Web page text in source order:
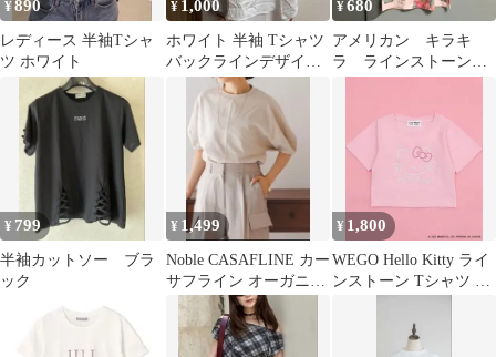
¥890
レディース 半袖Tシャ
ツ ホワイト
¥ 1,000
ホワイト 半袖 Tシャツ
バックラインデザイン
ALLUM ETTE
¥680
アメリカン キラキ
ラ ラインストーン
¥ 799
半袖カットソー ブラ
ック
¥ 1,499
Noble CASAFLINE カー
サフライン オーガニッ
クコットンTシャツ
¥ 1,800
WEGO Hello Kitty ライ
ンストーン Tシャツ ハ